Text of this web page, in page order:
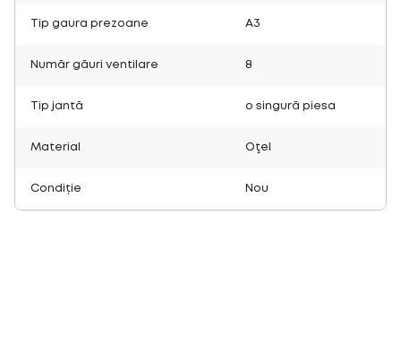
Tip gaura prezoane A3
Număr găuri ventilare 8
Tip jantă o singură piesa
Material Oţel
Condiție Nou